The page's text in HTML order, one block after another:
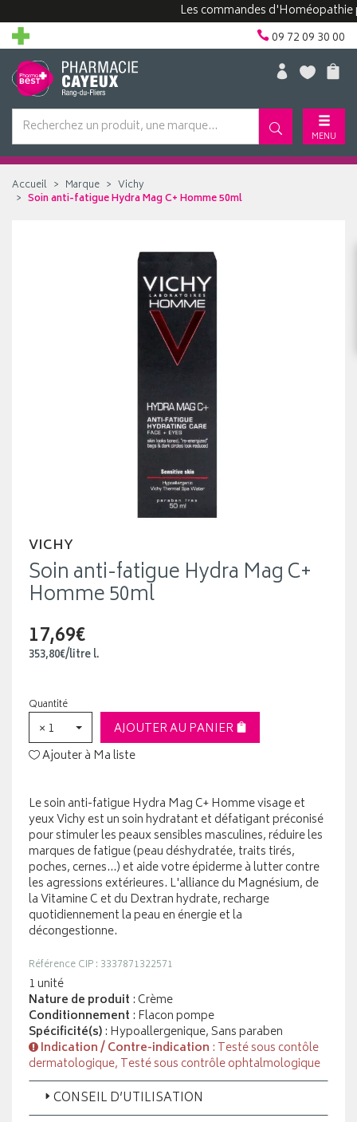
Les commandes d'Homéopathie
09 72 09 30 00
MENU
Accueil Marque
Vichy
Soin anti-fatigue Hydra Mag C+ Homme 50ml
VICHY
Soin anti-fatigue Hydra Mag C+
Homme 50ml
17,69€
353,80€/litrel.
Quantité
× 1
AJOUTER AU PANIER
Ajouter à Ma liste
Le soin anti-fatigue Hydra Mag C+ Homme visage et
yeux Vichy est un soin hydratant et défatigant préconisé
pour stimuler les peaux sensibles masculines, réduire les
marques de fatigue (peau déshydratée, traits tirés,
poches, cernes...) et aide votre épiderme à lutter contre
les agressions extérieures. L'alliance du Magnésium, de
la Vitamine C et du Dextran hydrate, recharge
quotidiennement la peau en énergie et la
décongestionne.
Référence CIP : 3337871322571
1 unité
Nature de produit : Crème
Conditionnement : Flacon pompe
Spécificité(s): Hypoallergenique, Sans paraben
Indication / Contre-indication : Testé sous contôle
dermatologique, Testé sous contrôle ophtalmologique
CONSEIL D’UTILISATION